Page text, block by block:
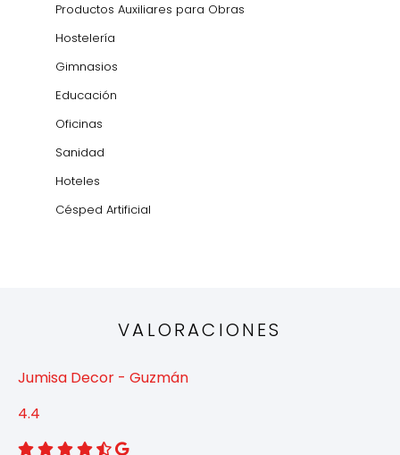
Productos Auxiliares para Obras
Hostelería
Gimnasios
Educación
Oficinas
Sanidad
Hoteles
Césped Artificial
VALORACIONES
Jumisa Decor - Guzmán
4.4